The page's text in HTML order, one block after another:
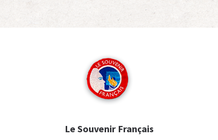
Le Souvenir Français